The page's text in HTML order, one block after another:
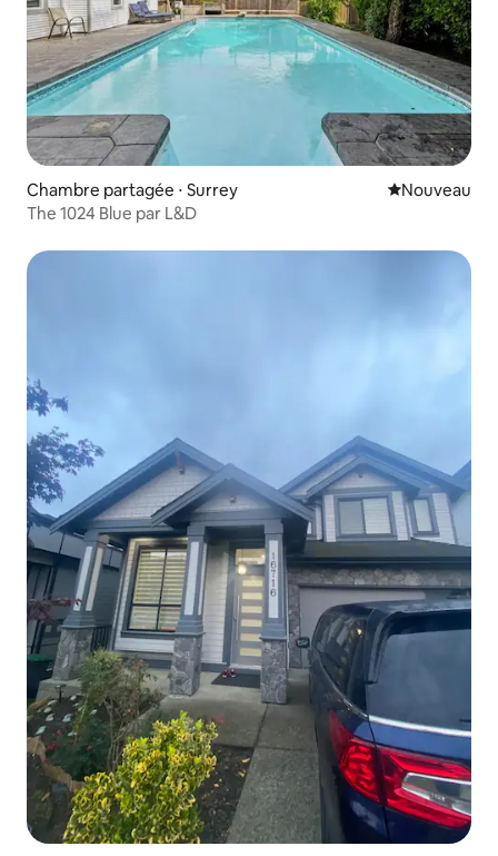
Chambre partagée ⋅ Surrey Nouvel
Nouveau
The 1024 Blue par L&D